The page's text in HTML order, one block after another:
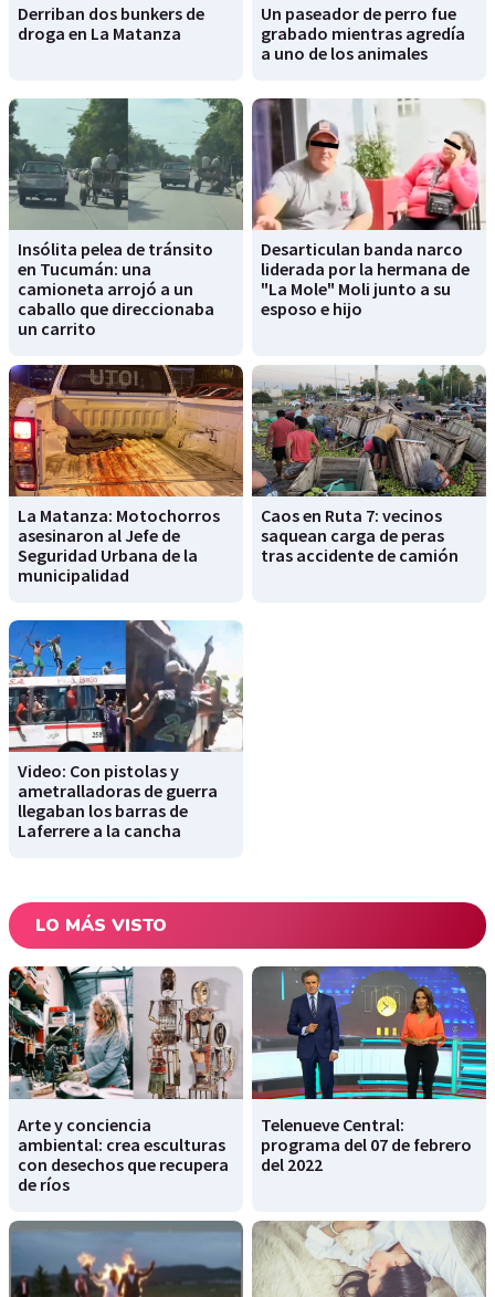
Derriban dos bunkers de
droga en La Matanza
Un paseador de perro fue
grabado mientras agredía
a uno de los animales
Insólita pelea de tránsito
en Tucumán: una
camioneta arrojó a un
caballo que direccionaba
un carrito
Desarticulan banda narco
liderada por la hermana de
"La Mole" Moli junto a su
esposo e hijo
La Matanza: Motochorros
asesinaron al Jefe de
Seguridad Urbana de la
municipalidad
Caos en Ruta 7: vecinos
saquean carga de peras
tras accidente de camión
Video: Con pistolas y
ametralladoras de guerra
llegaban los barras de
Laferrere a la cancha
LO MÁS VISTO
Arte y conciencia
ambiental: crea esculturas
con desechos que recupera
de ríos
Telenueve Central:
programa del 07 de febrero
del 2022